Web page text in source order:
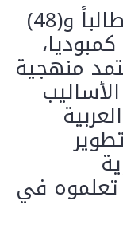
وشارك في البرنامج (33) طالباً و(48)
منهجية
في